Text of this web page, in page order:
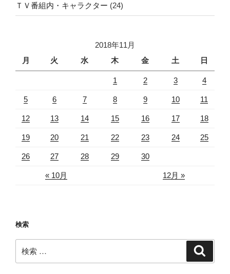
ＴＶ番組内・キャラクター (24)
2018年11月
月
火 水 木 金 土 日
« 10月 12月 »
1 2 3 4
5 6 7 8 9 10 11
12 13 14 15 16 17 18
19 20 21 22 23 24 25
26 27 28 29 30
検索
検
索: